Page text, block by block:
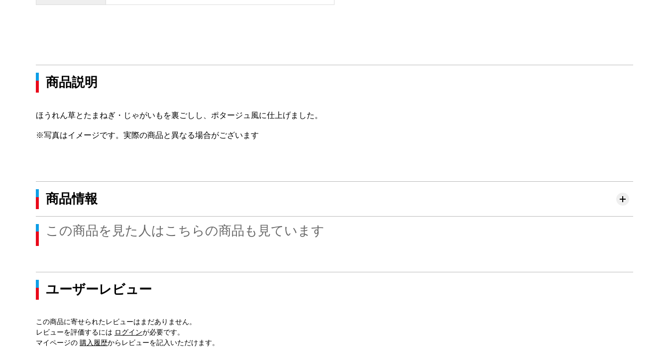
商品説明
ほうれん草とたまねぎ・じゃがいもを裏ごしし、ポタージュ風に仕上げました。
※写真はイメージです。実際の商品と異なる場合がございます
商品情報
この商品を見た人はこちらの商品も見ています
ユーザーレビュー
この商品に寄せられたレビューはまだありません。
レビューを評価するには ログインが必要です。
マイページの 購入履歴からレビューを記入いただけます。